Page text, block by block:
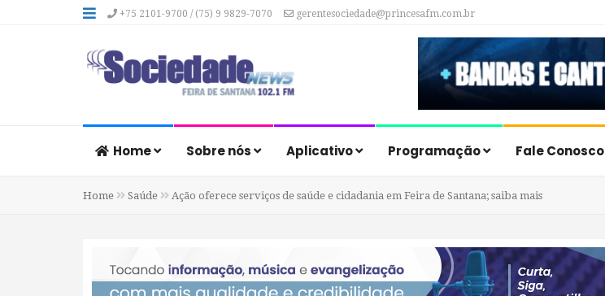
+75 2101-9700 / (75) 9 9829-7070 gerentesociedade@princesafm.com.br
Home Sobre nós Aplicativo Programação Fale Conosco
Home Saúde Ação oferece serviços de saúde e cidadania em Feira de Santana; saiba mais